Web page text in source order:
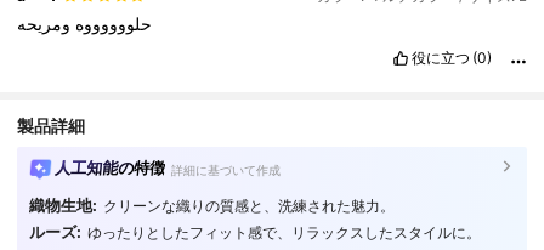
حلووووووه ومريحه
役に立つ (0)
製品詳細
人工知能の特徴 詳細に基づいて作成
織物生地: クリーンな織りの質感と、洗練された魅力。
ルーズ: ゆったりとしたフィット感で、リラックスしたスタイルに。